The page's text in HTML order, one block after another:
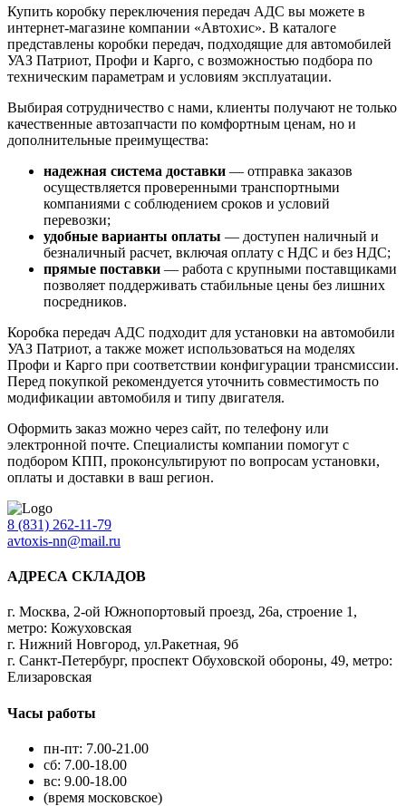
Купить коробку переключения передач АДС вы можете в
интернет-магазине компании «Автохис». В каталоге
представлены коробки передач, подходящие для автомобилей
УАЗ Патриот, Профи и Карго, с возможностью подбора по
техническим параметрам и условиям эксплуатации.
Выбирая сотрудничество с нами, клиенты получают не только
качественные автозапчасти по комфортным ценам, но и
дополнительные преимущества:
надежная система доставки — отправка заказов
осуществляется проверенными транспортными
компаниями с соблюдением сроков и условий
перевозки;
удобные варианты оплаты — доступен наличный и
безналичный расчет, включая оплату с НДС и без НДС;
прямые поставки — работа с крупными поставщиками
позволяет поддерживать стабильные цены без лишних
посредников.
Коробка передач АДС подходит для установки на автомобили
УАЗ Патриот, а также может использоваться на моделях
Профи и Карго при соответствии конфигурации трансмиссии.
Перед покупкой рекомендуется уточнить совместимость по
модификации автомобиля и типу двигателя.
Оформить заказ можно через сайт, по телефону или
электронной почте. Специалисты компании помогут с
подбором КПП, проконсультируют по вопросам установки,
оплаты и доставки в ваш регион.
8 (831) 262-11-79
avtoxis-nn@mail.ru
АДРЕСА СКЛАДОВ
г. Москва, 2-ой Южнопортовый проезд, 26а, строение 1,
метро: Кожуховская
г. Нижний Новгород, ул.Ракетная, 9б
г. Санкт-Петербург, проспект Обуховской обороны, 49, метро:
Елизаровская
Часы работы
пн-пт: 7.00-21.00
сб: 7.00-18.00
вс: 9.00-18.00
(время московское)